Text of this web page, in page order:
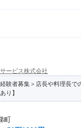
ービス株式会社
験者募集＞店長や料理長で
り】
町